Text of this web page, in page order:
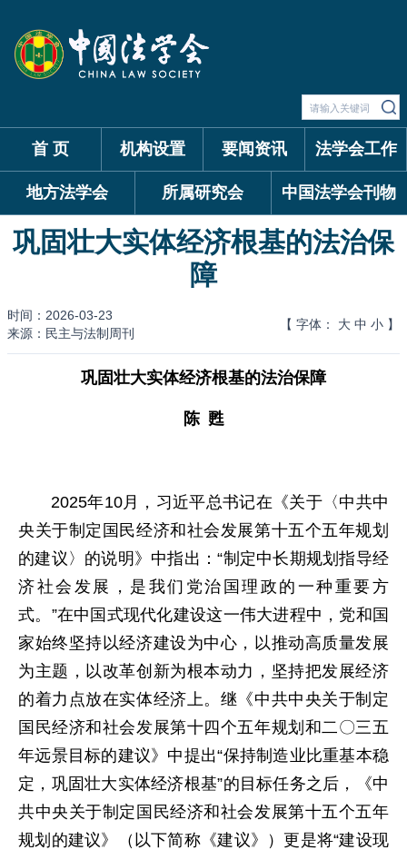
首 页 机构设置 要闻资讯 法学会工作
地方法学会 所属研究会 中国法学会刊物
巩固壮大实体经济根基的法治保
障
时间：2026-03-23
来源：民主与法制周刊
【 字体： 大 中 小 】
巩固壮大实体经济根基的法治保障
陈 甦
2025年10月，习近平总书记在《关于〈中共中
央关于制定国民经济和社会发展第十五个五年规划
的建议〉的说明》中指出：“制定中长期规划指导经
济社会发展，是我们党治国理政的一种重要方
式。”在中国式现代化建设这一伟大进程中，党和国
家始终坚持以经济建设为中心，以推动高质量发展
为主题，以改革创新为根本动力，坚持把发展经济
的着力点放在实体经济上。继《中共中央关于制定
国民经济和社会发展第十四个五年规划和二〇三五
年远景目标的建议》中提出“保持制造业比重基本稳
定，巩固壮大实体经济根基”的目标任务之后，《中
共中央关于制定国民经济和社会发展第十五个五年
规划的建议》（以下简称《建议》）更是将“建设现